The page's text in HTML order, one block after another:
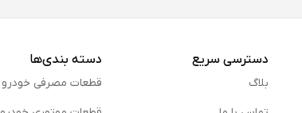
دسترسی سریع
بلاگ
دسته بندی‌ها
قطعات مصرفی خودرو